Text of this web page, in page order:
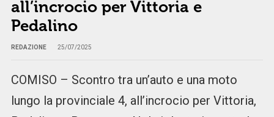
all’incrocio per Vittoria e
Pedalino
REDAZIONE 25/07/2025
COMISO – Scontro tra un’auto e una moto
lungo la provinciale 4, all’incrocio per Vittoria,